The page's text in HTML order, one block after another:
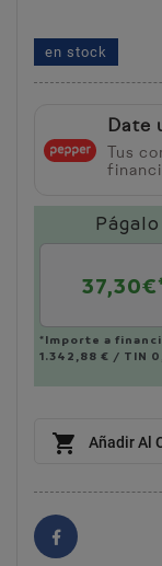
- smart tv
en stock
Date
Tus
37,30
*Importe a
1.342,88 € / TIN
 Añadir Al